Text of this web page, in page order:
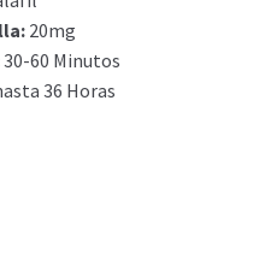
: 20mg
30-60 Minutos
36 Horas